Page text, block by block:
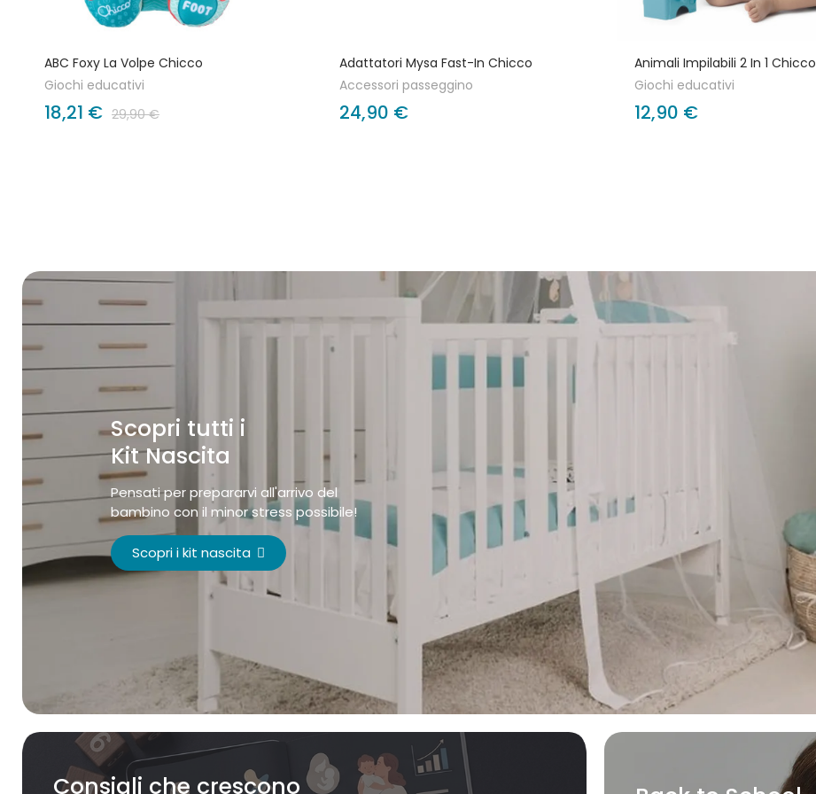
ABC Foxy La Volpe Chicco
Giochi educativi
18,21 € 29,90 €
Adattatori Mysa Fast-In Chicco
Accessori passeggino
24,90 €
Animali Impilabili 2 In 1 Chicco
Giochi educativi
12,90 €
Scopri tutti i
Kit Nascita
Pensati per prepararvi all'arrivo del
bambino con il minor stress possibile!
Scopri i kit nascita
Consigli che crescono